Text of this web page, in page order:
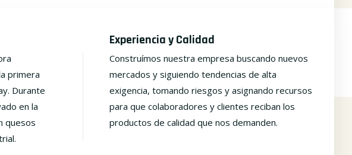
primera
Durante
en la
quesos
Experiencia y Calidad
Construímos nuestra empresa buscando nuevos
mercados y siguiendo tendencias de alta
exigencia, tomando riesgos y asignando recursos
para que colaboradores y clientes reciban los
productos de calidad que nos demanden.